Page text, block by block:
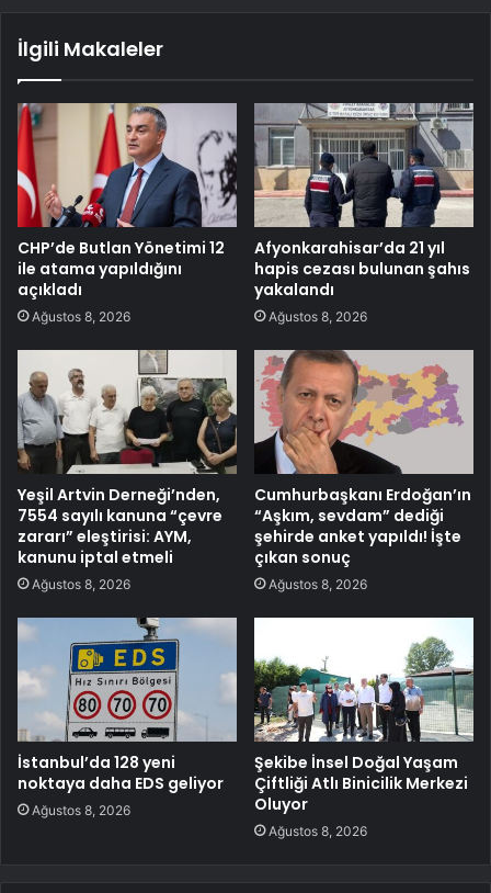
İlgili Makaleler
CHP’de Butlan Yönetimi 12
ile atama yapıldığını
açıkladı
Ağustos 8, 2026
Afyonkarahisar’da 21 yıl
hapis cezası bulunan şahıs
yakalandı
Ağustos 8, 2026
Yeşil Artvin Derneği’nden,
7554 sayılı kanuna “çevre
zararı” eleştirisi: AYM,
kanunu iptal etmeli
Ağustos 8, 2026
Cumhurbaşkanı Erdoğan’ın
“Aşkım, sevdam” dediği
şehirde anket yapıldı! İşte
çıkan sonuç
Ağustos 8, 2026
İstanbul’da 128 yeni
noktaya daha EDS geliyor
Ağustos 8, 2026
Şekibe İnsel Doğal Yaşam
Çiftliği Atlı Binicilik Merkezi
Oluyor
Ağustos 8, 2026